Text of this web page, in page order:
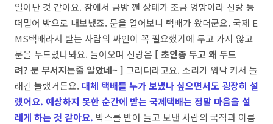
일어난 것 같아요. 잠에서 금방 깬 상태가 조금 엉망이라 신랑 등
떠밀어 밖으로 내보냈죠. 문을 열어보니 택배가 왔더군요. 국제 E
MS택배라서 받는 사람의 싸인이 꼭 필요했기에 두고 가지 않고
문을 두드렸나봐요. 들어오며 신랑은 [ 초인종 두고 왜 두드
려? 문 부서지는줄 알았네~ ] 그러더라고요. 소리가 워낙 커서 놀
래긴 놀랬거든요. 대체 택배를 누가 보냈나 싶으면서도 굉장히 설
렜어요. 예상하지 못한 순간에 받는 국제택배는 정말 마음을 설
레게 하는 것 같아요. 박스를 받아 들고 보낸 사람의 국적과 이름